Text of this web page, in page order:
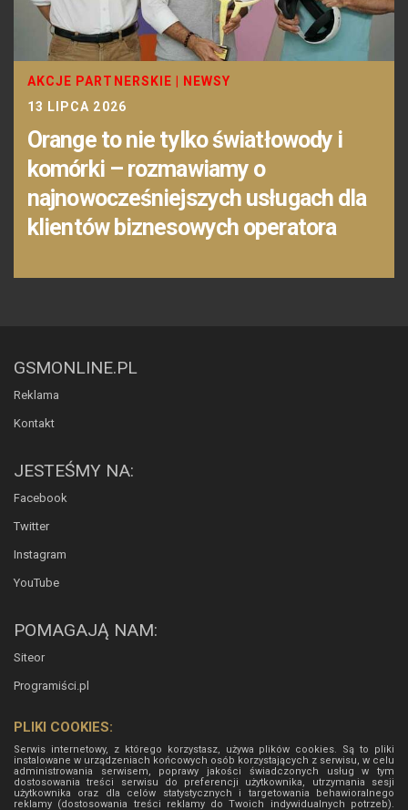
AKCJE PARTNERSKIE
NEWSY
13 LIPCA 2026
Orange to nie tylko światłowody i
komórki – rozmawiamy o
najnowocześniejszych usługach dla
klientów biznesowych operatora
GSMONLINE.PL
Reklama
Kontakt
JESTEŚMY NA:
Facebook
Twitter
Instagram
YouTube
POMAGAJĄ NAM:
Siteor
Programiści.pl
PLIKI COOKIES:
Serwis internetowy, z którego korzystasz, używa plików cookies. Są to pliki
instalowane w urządzeniach końcowych osób korzystających z serwisu, w celu
administrowania serwisem, poprawy jakości świadczonych usług w tym
dostosowania treści serwisu do preferencji użytkownika, utrzymania sesji
użytkownika oraz dla celów statystycznych i targetowania behawioralnego
reklamy (dostosowania treści reklamy do Twoich indywidualnych potrzeb).